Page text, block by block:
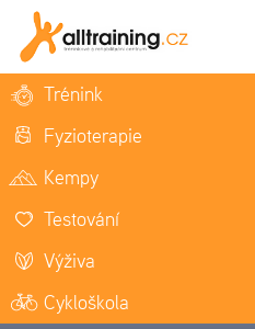
Trénink
Fyzioterapie
Kempy
Testování
Výživa
Cykloškola